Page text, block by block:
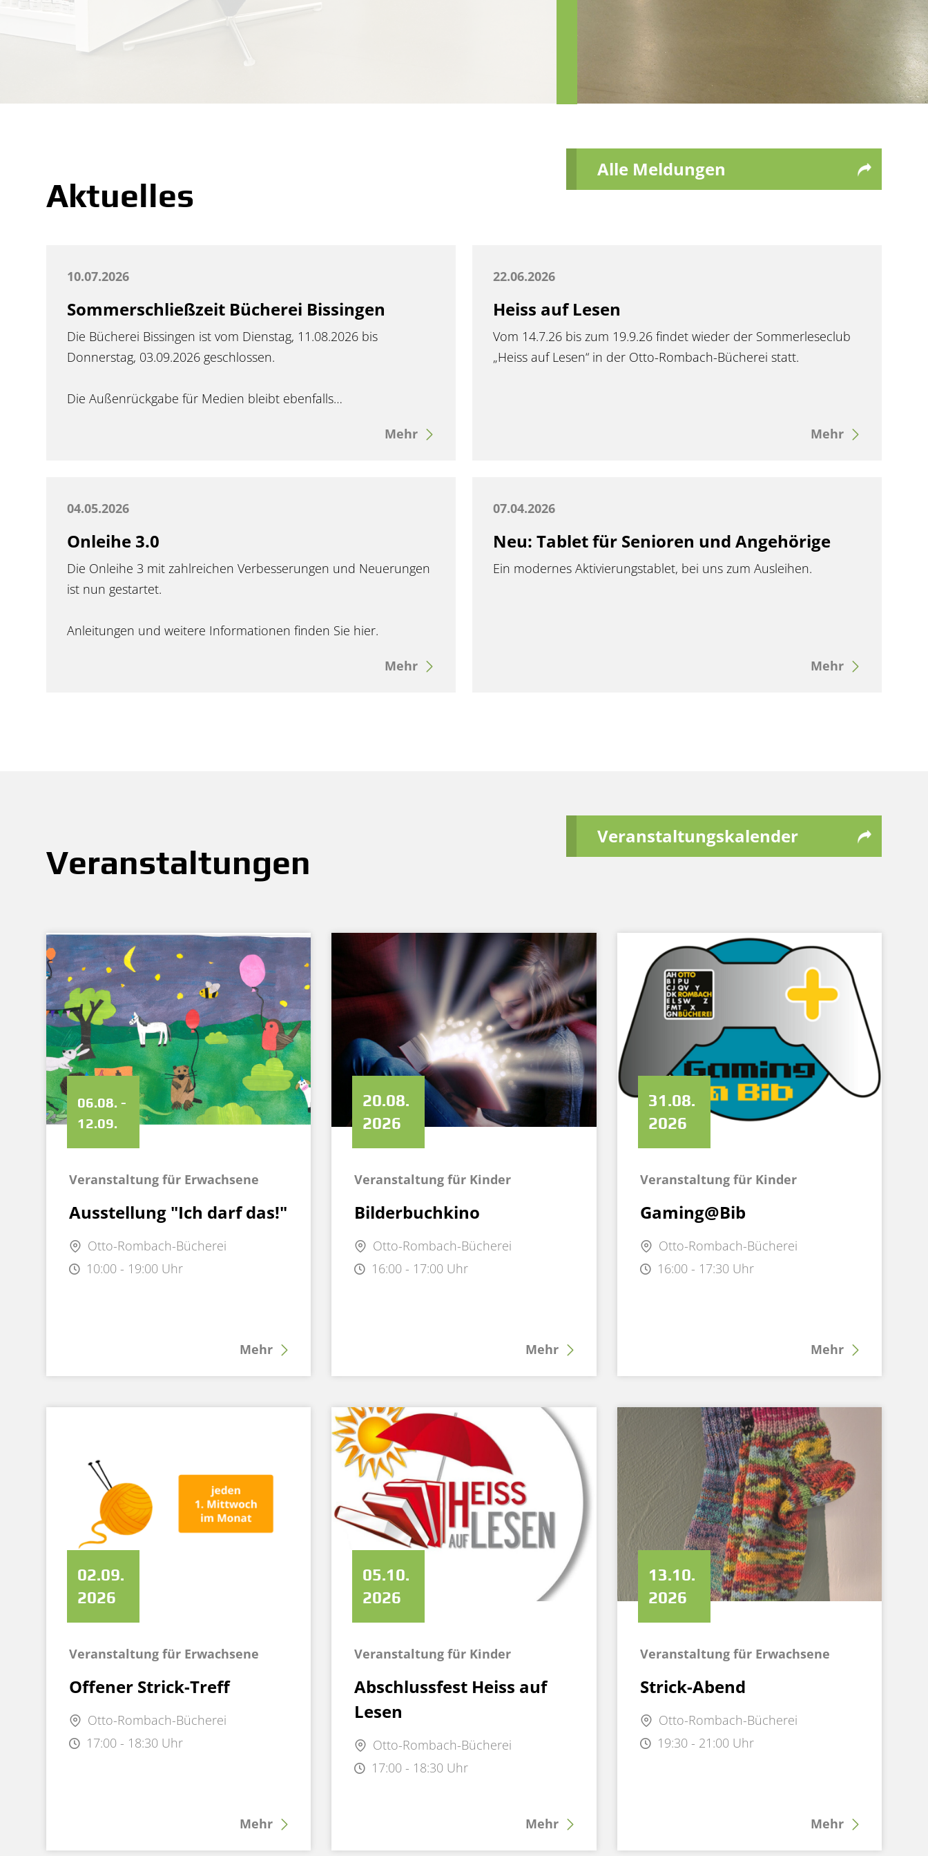
Aktuelles
10.07.2026
Sommerschließzeit Bücherei Bissingen
Die Bücherei Bissingen ist vom Dienstag, 11.08.2026 bis
Donnerstag, 03.09.2026 geschlossen.
Die Außenrückgabe für Medien bleibt ebenfalls…
Mehr
22.06.2026
Heiss auf Lesen
Vom 14.7.26 bis zum 19.9.26 findet wieder der Sommerleseclub
„Heiss auf Lesen“ in der Otto-Rombach-Bücherei statt.
Mehr
04.05.2026
Onleihe 3.0
Die Onleihe 3 mit zahlreichen Verbesserungen und Neuerungen
ist nun gestartet.
Anleitungen und weitere Informationen finden Sie hier.
Mehr
07.04.2026
Neu: Tablet für Senioren und Angehörige
Ein modernes Aktivierungstablet, bei uns zum Ausleihen.
Mehr
Alle Meldungen
Veranstaltungen
06.08. -
12.09.
Veranstaltung für Erwachsene
Ausstellung "Ich darf das!"
Otto-Rombach-Bücherei
10:00 - 19:00 Uhr
Mehr
20.08.
2026
Veranstaltung für Kinder
Bilderbuchkino
Otto-Rombach-Bücherei
16:00 - 17:00 Uhr
Mehr
31.08.
2026
Veranstaltung für Kinder
Gaming@Bib
Otto-Rombach-Bücherei
16:00 - 17:30 Uhr
Mehr
02.09.
2026
Veranstaltung für Erwachsene
Offener Strick-Treff
Otto-Rombach-Bücherei
17:00 - 18:30 Uhr
Mehr
05.10.
2026
Veranstaltung für Kinder
Abschlussfest Heiss auf
Lesen
Otto-Rombach-Bücherei
17:00 - 18:30 Uhr
Mehr
13.10.
2026
Veranstaltung für Erwachsene
Strick-Abend
Otto-Rombach-Bücherei
19:30 - 21:00 Uhr
Mehr
Veranstaltungskalender